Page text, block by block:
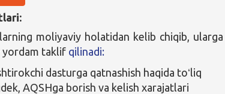
moliyaviy holatidan kelib chiqib, ularga
yordam taklif qilinadi:
dasturga qatnashish haqida toʻliq
AQSHga borish va kelish xarajatlari